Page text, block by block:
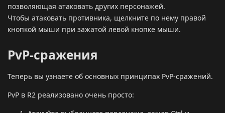
позволяющая атаковать других персонажей.
Чтобы атаковать противника, щелкните по нему правой
кнопкой мыши при зажатой левой кнопке мыши.
PvP-сражения
Теперь вы узнаете об основных принципах PvP-сражений.
PvP в R2 реализовано очень просто: